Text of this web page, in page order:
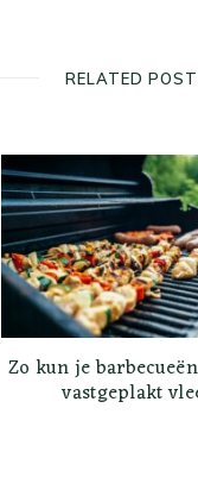
RELATED
Zo kun je
vastgeplakt